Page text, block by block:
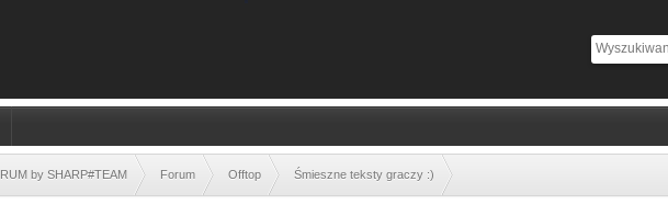
by SHARP#TEAM Forum Offtop Śmieszne teksty graczy :)